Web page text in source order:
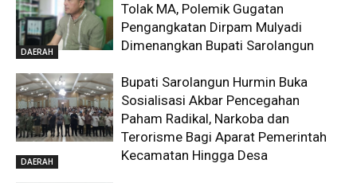
DAERAH
Tolak MA, Polemik Gugatan
Pengangkatan Dirpam Mulyadi
Dimenangkan Bupati Sarolangun
DAERAH
Bupati Sarolangun Hurmin Buka
Sosialisasi Akbar Pencegahan
Paham Radikal, Narkoba dan
Terorisme Bagi Aparat Pemerintah
Kecamatan Hingga Desa